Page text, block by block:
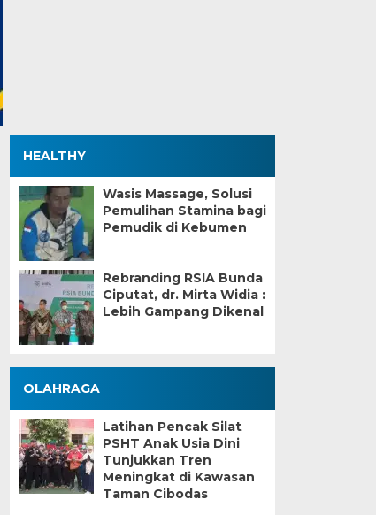
HEALTHY
Wasis Massage, Solusi
Pemulihan Stamina bagi
Pemudik di Kebumen
Rebranding RSIA Bunda
Ciputat, dr. Mirta Widia :
Lebih Gampang Dikenal
OLAHRAGA
Latihan Pencak Silat
PSHT Anak Usia Dini
Tunjukkan Tren
Meningkat di Kawasan
Taman Cibodas